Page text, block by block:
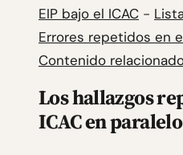
EIP bajo el ICAC -
Errores repetidos en
Contenido
Los hallazgos
ICAC en paralelo